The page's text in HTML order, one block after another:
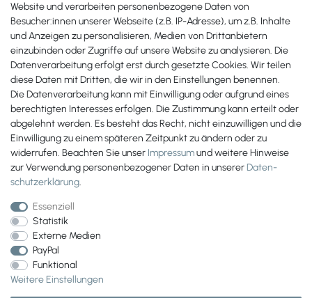
Zahlungsmöglichkeiten
Website und verarbeiten personenbezogene Daten von
Besucher:innen unserer Webseite (z.B. IP-Adresse), um z.B. Inhalte
und Anzeigen zu personalisieren, Medien von Drittanbietern
einzubinden oder Zugriffe auf unsere Website zu analysieren. Die
Datenverarbeitung erfolgt erst durch gesetzte Cookies. Wir teilen
diese Daten mit Dritten, die wir in den Einstellungen benennen.
Die Datenverarbeitung kann mit Einwilligung oder aufgrund eines
berechtigten Interesses erfolgen. Die Zustimmung kann erteilt oder
abgelehnt werden. Es besteht das Recht, nicht einzuwilligen und die
Einwilligung zu einem späteren Zeitpunkt zu ändern oder zu
widerrufen. Beachten Sie unser Impressumund weitere Hinweise
zur Verwendung personenbezogener Daten in unsererDaten­
schutz­erklärung.
Essenziell
Statistik
Externe Medien
PayPal
Funktional
Weitere Einstellungen